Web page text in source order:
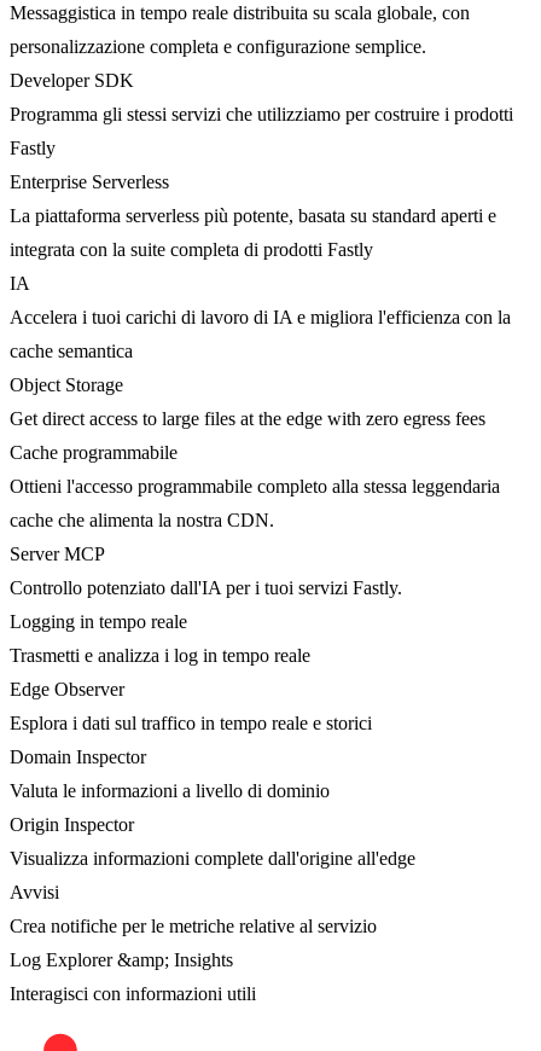
Messaggistica in tempo reale distribuita su scala globale, con
personalizzazione completa e configurazione semplice.
Developer SDK
Programma gli stessi servizi che utilizziamo per costruire i prodotti
Fastly
Enterprise Serverless
La piattaforma serverless più potente, basata su standard aperti e
integrata con la suite completa di prodotti Fastly
IA
Accelera i tuoi carichi di lavoro di IA e migliora l'efficienza con la
cache semantica
Object Storage
Get direct access to large files at the edge with zero egress fees
Cache programmabile
Ottieni l'accesso programmabile completo alla stessa leggendaria
cache che alimenta la nostra CDN.
Server MCP
Controllo potenziato dall'IA per i tuoi servizi Fastly.
Logging in tempo reale
Trasmetti e analizza i log in tempo reale
Edge Observer
Esplora i dati sul traffico in tempo reale e storici
Domain Inspector
Valuta le informazioni a livello di dominio
Origin Inspector
Visualizza informazioni complete dall'origine all'edge
Avvisi
Crea notifiche per le metriche relative al servizio
Log Explorer &amp; Insights
Interagisci con informazioni utili